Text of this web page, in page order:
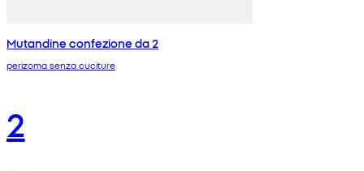
Mutandine confezione da 2
perizoma senza cuciture
2